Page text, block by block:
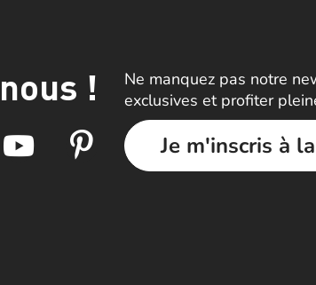
!
Ne manquez pas notre
exclusives et profiter
Je m'inscris à